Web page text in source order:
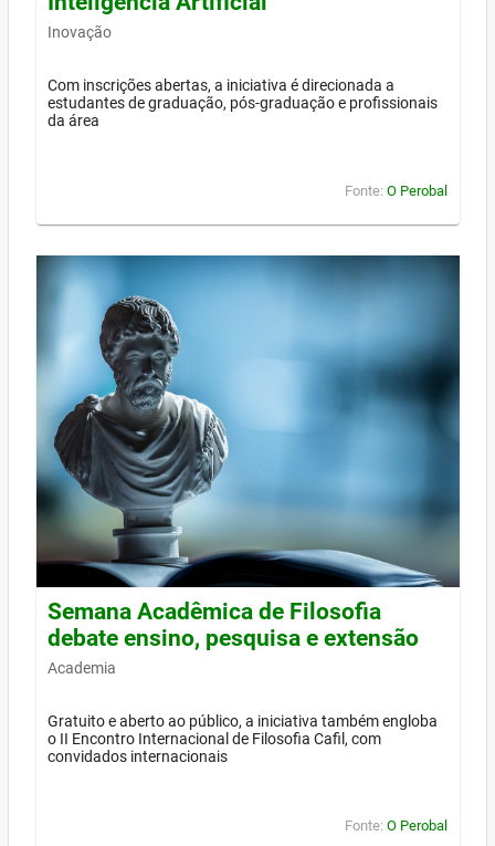
Inovação
Com inscrições abertas, a iniciativa é direcionada a
estudantes de graduação, pós-graduação e profissionais
da área
Fonte: O Perobal
Semana Acadêmica de Filosofia
debate ensino, pesquisa e extensão
Academia
Gratuito e aberto ao público, a iniciativa também engloba
o II Encontro Internacional de Filosofia Cafil, com
convidados internacionais
Fonte: O Perobal